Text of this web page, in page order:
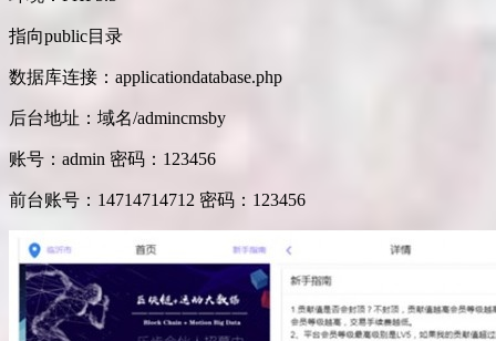
指向public目录
数据库连接：applicationdatabase.php
后台地址：域名/admincmsby
账号：admin 密码：123456
前台账号：14714714712 密码：123456